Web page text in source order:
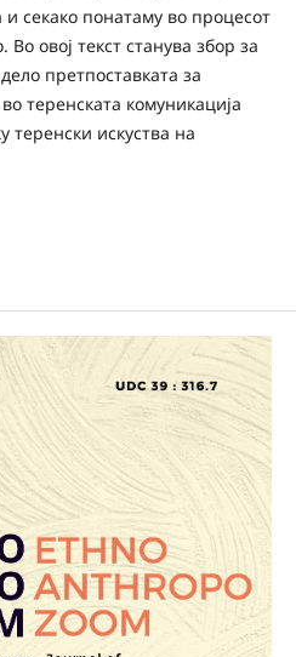
секако понатаму во процесот
овој текст станува збор за
претпоставката за
теренската комуникација
теренски искуства на